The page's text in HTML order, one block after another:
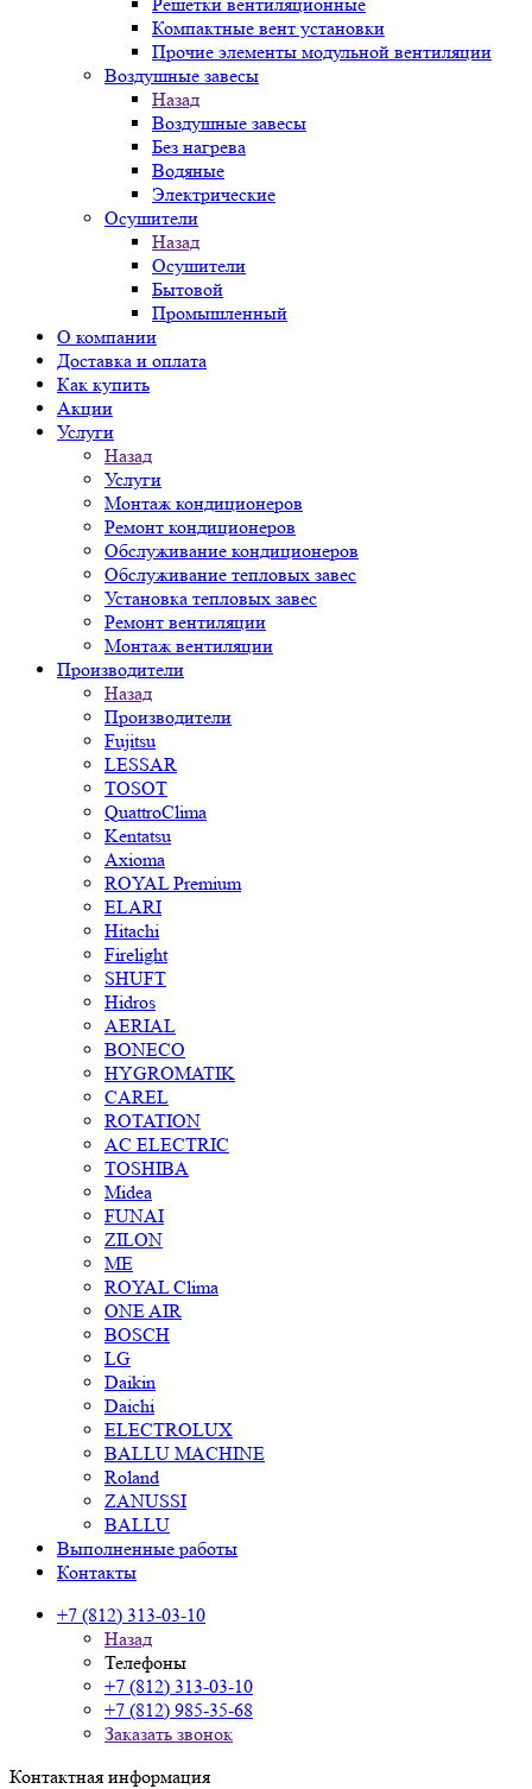
Компактные вент установки
Прочие элементы модульной вентиляции
Воздушные завесы
Назад
Воздушные завесы
Без нагрева
Водяные
Электрические
Осушители
Назад
Осушители
Бытовой
Промышленный
О компании
Доставка и оплата
Как купить
Акции
Услуги
Назад
Услуги
Монтаж кондиционеров
Ремонт кондиционеров
Обслуживание кондиционеров
Обслуживание тепловых завес
Установка тепловых завес
Ремонт вентиляции
Монтаж вентиляции
Производители
Назад
Производители
Fujitsu
LESSAR
TOSOT
QuattroClima
Kentatsu
Axioma
ROYAL Premium
ELARI
Hitachi
Firelight
SHUFT
Hidros
AERIAL
BONECO
HYGROMATIK
CAREL
ROTATION
AC ELECTRIC
TOSHIBA
Midea
FUNAI
ZILON
ME
ROYAL Clima
ONE AIR
BOSCH
LG
Daikin
Daichi
ELECTROLUX
BALLU MACHINE
Roland
ZANUSSI
BALLU
Выполненные работы
Контакты
+7 (812) 313-03-10
Назад
Телефоны
+7 (812) 313-03-10
+7 (812) 985-35-68
Заказать звонок
Контактная информация